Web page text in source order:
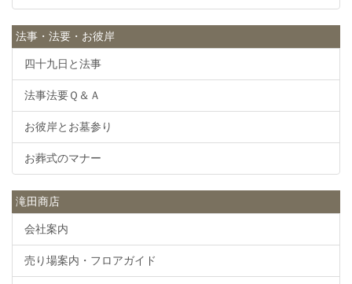
法事・法要・お彼岸
四十九日と法事
法事法要Ｑ＆Ａ
お彼岸とお墓参り
お葬式のマナー
滝田商店
会社案内
売り場案内・フロアガイド